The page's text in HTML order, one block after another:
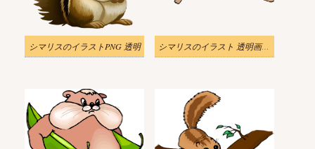
シマリスのイラストPNG 透明 シマリスのイラスト 透明画像 3